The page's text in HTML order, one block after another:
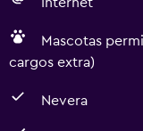
Mascotas
cargos extra)
Nevera